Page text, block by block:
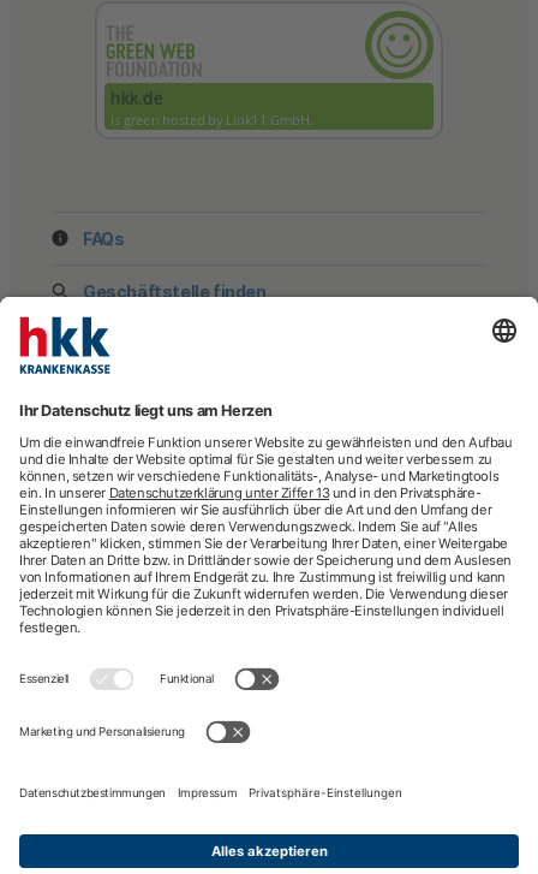
FAQs
Geschäftstelle finden
hkk Krankenkasse
28185 Bremen
Beratung
Newsletter
Mehr Kontaktdaten
Arztsuche
Arzttermin-Service
ICD-Diagnosesuche
Krankenhaussuche
Sporttelefon
Impressum
Nutzungsbedingungen
Datenschutzbestimmungen
Barrierefreiheit
Privatsphäre-Einstellungen